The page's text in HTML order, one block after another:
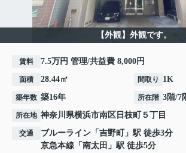
【外観】外観です。
賃料 7.5万円 管理/共益費 8,000円
面積 28.44㎡ 間取り 1K
築年数 築16年 所在階 3階/7
所在地 神奈川県横浜市南区 日枝町 ５丁目
交通 ブルーライン 「 吉野町
」駅 徒歩3分
京急本線 「 南太田 」駅 徒歩5分